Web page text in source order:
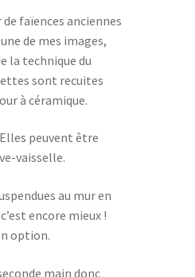
faïences anciennes
de mes images,
la technique du
sont recuites
à céramique.
peuvent être
vaisselle.
au mur en
encore mieux !
option.
main donc